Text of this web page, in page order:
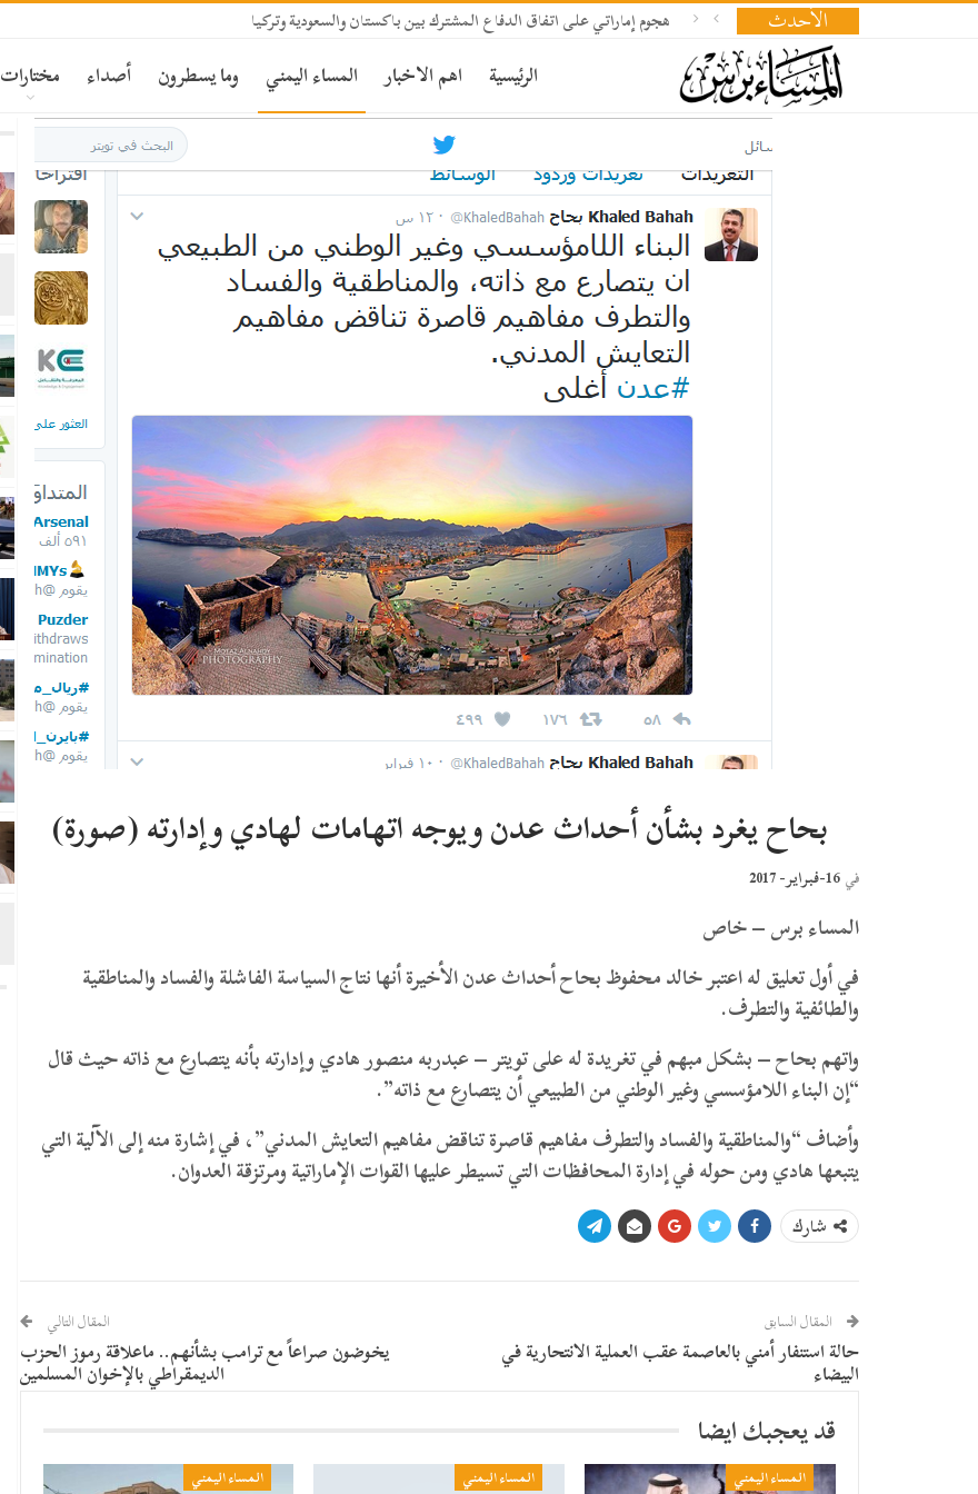
الأحدث هجوم إماراتي على اتفاق الدفاع المشترك بين باكستان والسعودية وتركيا
الرئيسية اهم الاخبار المساء اليمني وما يسطرون أصداء مختارات
بحاح يغرد بشأن أحداث عدن ويوجه اتهامات لهادي وإدارته (صورة)
في 16-فبراير- 2017
المساء برس – خاص
في أول تعليق له اعتبر خالد محفوظ بحاح أحداث عدن الأخيرة أنها نتاج السياسة الفاشلة والفساد والمناطقية
والطائفية والتطرف.
واتهم بحاح – بشكل مبهم في تغريدة له على تويتر – عبدربه منصور هادي وإدارته بأنه يتصارع مع ذاته حيث قال
“إن البناء اللامؤسسي وغير الوطني من الطبيعي أن يتصارع مع ذاته”.
وأضاف “والمناطقية والفساد والتطرف مفاهيم قاصرة تناقض مفاهيم التعايش المدني”، في إشارة منه إلى الآلية التي
يتبعها هادي ومن حوله في إدارة المحافظات التي تسيطر عليها القوات الإماراتية ومرتزقة العدوان.
شارك
المقال السابق
حالة استنفار أمني بالعاصمة عقب العملية الانتحارية في
البيضاء
المقال التالي
يخوضون صراعاً مع ترامب بشأنهم.. ماعلاقة رموز الحزب
الديمقراطي بالإخوان المسلمين
قد يعجبك ايضا
المساء اليمني المساء اليمني المساء اليمني